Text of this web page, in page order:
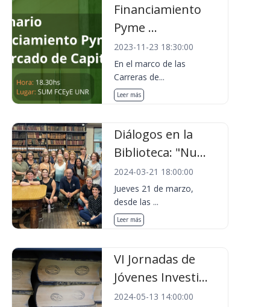
Financiamiento
Pyme ...
2023-11-23 18:30:00
En el marco de las
Carreras de...
Leer más
Diálogos en la
Biblioteca: "Nu...
2024-03-21 18:00:00
Jueves 21 de marzo,
desde las ...
Leer más
VI Jornadas de
Jóvenes Investi...
2024-05-13 14:00:00